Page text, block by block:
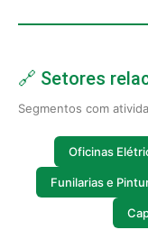
🔗 Setores
Segmentos com
Oficinas
Funilarias e